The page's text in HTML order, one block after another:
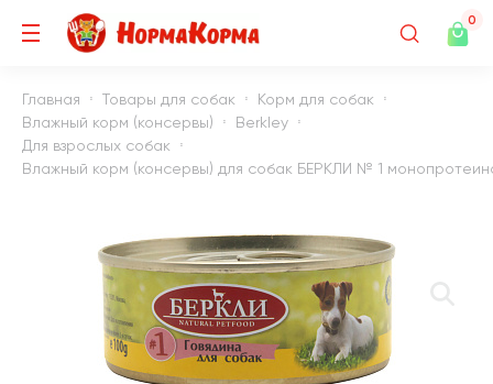
0
Главная Товары для собак
Корм для собак
Влажный корм (консервы)
Berkley
Для взрослых собак
Влажный корм (консервы) для собак БЕРКЛИ № 1